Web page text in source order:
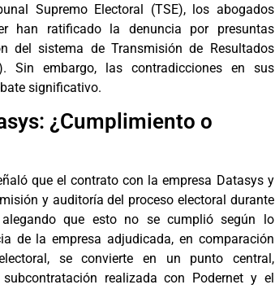
Supremo Electoral (TSE), los abogados
han ratificado la denuncia por presuntas
del sistema de Transmisión de Resultados
Sin embargo, las contradicciones en sus
significativo.
¿Cumplimiento o
que el contrato con la empresa Datasys y
y auditoría del proceso electoral durante
que esto no se cumplió según lo
de la empresa adjudicada, en comparación
se convierte en un punto central,
realizada con Podernet y el